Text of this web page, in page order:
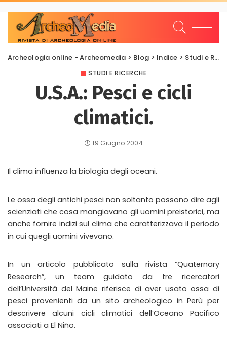
Archeologia online - Archeomedia > Blog > Indice > Studi e Ricerche
STUDI E RICERCHE
U.S.A.: Pesci e cicli
climatici.
19 Giugno 2004
Il clima influenza la biologia degli oceani.
Le ossa degli antichi pesci non soltanto possono dire agli
scienziati che cosa mangiavano gli uomini preistorici, ma
anche fornire indizi sul clima che caratterizzava il periodo
in cui quegli uomini vivevano.
In un articolo pubblicato sulla rivista “Quaternary
Research”, un team guidato da tre ricercatori
dell’Università del Maine riferisce di aver usato ossa di
pesci provenienti da un sito archeologico in Perù per
descrivere alcuni cicli climatici dell’Oceano Pacifico
associati a El Niño.